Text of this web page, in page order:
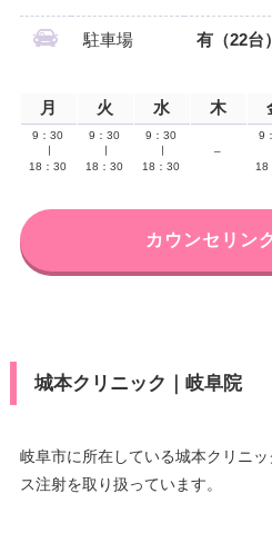
駐車場 有（22台）
月 火 水 木
9：30
18：30
9：30
18：30
9：30
18：30
–
9
18
カウンセリン
城本クリニック｜岐阜院
岐阜市に所在している城本クリニ
ス注射を取り扱っています。